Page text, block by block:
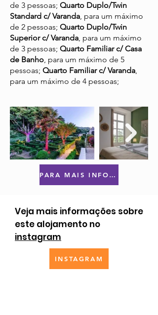
de 3 pessoas; Quarto Duplo/Twin
Standard c/ Varanda, para um máximo
de 2 pessoas; Quarto Duplo/Twin
Superior c/ Varanda, para um máximo
de 3 pessoas; Quarto Familiar c/ Casa
de Banho, para um máximo de 5
pessoas; Quarto Familiar c/ Varanda,
para um máximo de 4 pessoas;
PARA MAIS INFORMAÇÕES OU RESERVAS CLIQUE AQUI
Veja mais informações sobre
este alojamento no
instagram
INSTAGRAM